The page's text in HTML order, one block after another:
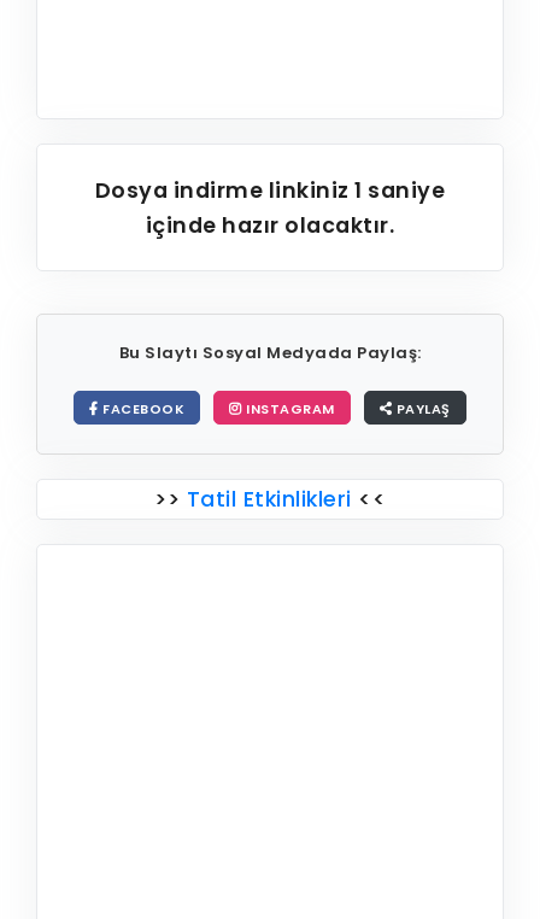
Dosya indirme linkiniz1 saniye
içinde hazır olacaktır.
Bu Slaytı Sosyal Medyada Paylaş:
FACEBOOK INSTAGRAM PAYLAŞ
>> Tatil Etkinlikleri <<